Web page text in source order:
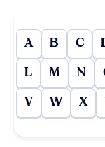
A B C
L M N
V W X